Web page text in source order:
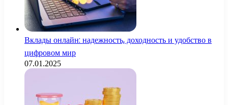
Вклады онлайн: надежность, доходность и удобство в
цифровом мир
07.01.2025